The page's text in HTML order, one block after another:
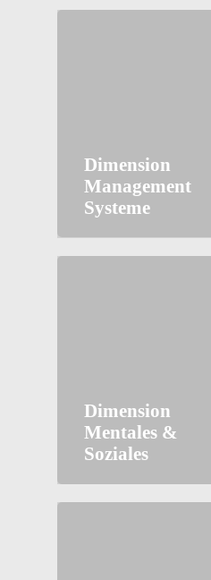
Dimension
Management
Systeme
Dimension
Mentales &
Soziales